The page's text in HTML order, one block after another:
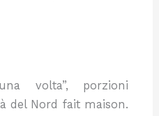
volta”, porzioni
del Nord fait maison.